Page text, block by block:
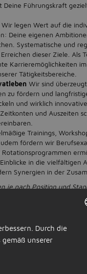
Führungskraft
Wir legen Wert auf die
Deine eigenen
Systematische und
dieser Ziele. Als
Karrieremöglichkeiten
Tätigkeitsbereiche.
Wir sind
zu fördern und
und wirklich
und Auszeiten
Trainings,
fördern wir
in die vielfältigen
Synergien in der
je nach Position und
auf der Webseite des
DUTCH
Durch die
gemäß unserer